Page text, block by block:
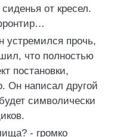
от кресел.
устремился прочь,
что полностью
постановки,
Он написал другой
символически
- громко